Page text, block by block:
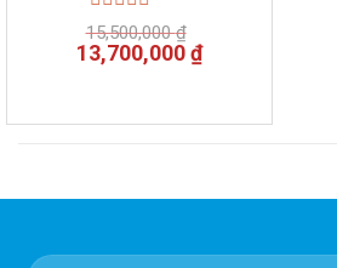
Được
xếp
hạng
sao
15,500,000₫
Giá
gốc
15,500,000 ₫.
13,700,000₫Giá
hiện
là: